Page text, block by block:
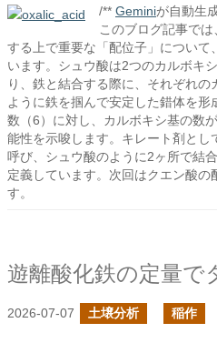
/** Geminiが自動生
このブログ記事で
する上で重要な「配位子」について
います。シュウ酸は2つのカルボキ
り、鉄と結合する際に、それぞれ
ように鉄を掴んで安定した錯体を
数（6）に対し、カルボキシ基の数
能性を示唆します。キレート剤とし
呼び、シュウ酸のように2ヶ所で結
定義しています。次回はクエン酸
す。
2026-07-07 土壌分析 稲作